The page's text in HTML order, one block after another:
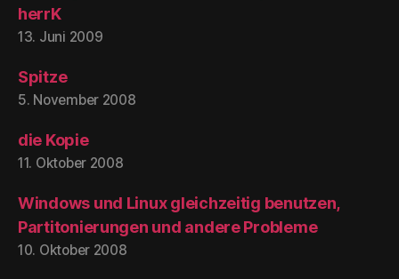
herrK
13. Juni 2009
Spitze
5. November 2008
die Kopie
11. Oktober 2008
Windows und Linux gleichzeitig benutzen,
Partitonierungen und andere Probleme
10. Oktober 2008